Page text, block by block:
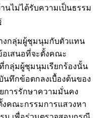
นไม่ได้รับความเป็นธรรม
งกลุ่มผู้ชุมนุมกับตัวแทน
อเสนอที่จะตั้งคณะ
กลุ่มผู้ชุมนุมเรียกร้องนั้น
นทึกข้อตกลงเบื้องต้นของ
การรักษาความมั่นคง
งคณะกรรมการแสวงหา